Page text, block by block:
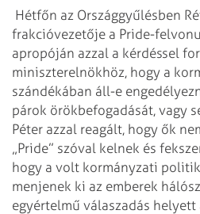
Hétfőn az Országgyűlésben
frakcióvezetője a Pride-
apropóján azzal a kérdéssel
miniszterelnökhöz, hogy a
szándékában áll-e
párok örökbefogadását, vagy
Péter azzal reagált, hogy ők
„Pride” szóval kelnek és
hogy a volt kormányzati
menjenek ki az emberek
egyértelmű válaszadás